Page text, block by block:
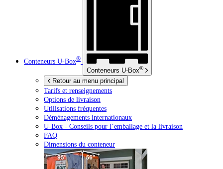
Conteneurs U-Box®
Conteneurs U-Box®
Retour au menu principal
Tarifs et renseignements
Options de livraison
Utilisations fréquentes
Déménagements internationaux
U-Box - Conseils pour l’emballage et la livraison
FAQ
Dimensions du conteneur